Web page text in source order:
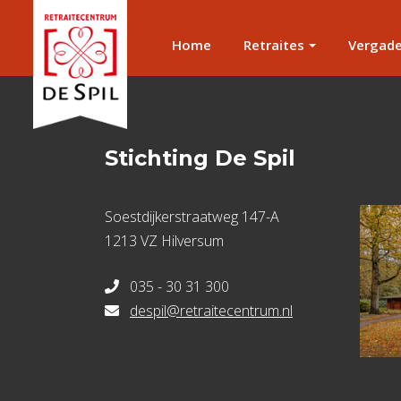
Home Retraites
Stichting De Spil
Soestdijkerstraatweg 147-A
1213 VZ Hilversum
035 - 30 31 300
despil@retraitecentrum.nl